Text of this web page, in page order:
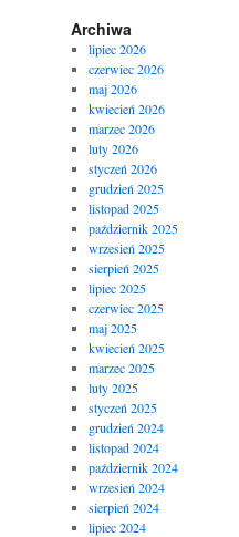
Archiwa
lipiec 2026
czerwiec 2026
maj 2026
kwiecień 2026
marzec 2026
luty 2026
styczeń 2026
grudzień 2025
listopad 2025
październik 2025
wrzesień 2025
sierpień 2025
lipiec 2025
czerwiec 2025
maj 2025
kwiecień 2025
marzec 2025
luty 2025
styczeń 2025
grudzień 2024
listopad 2024
październik 2024
wrzesień 2024
sierpień 2024
lipiec 2024